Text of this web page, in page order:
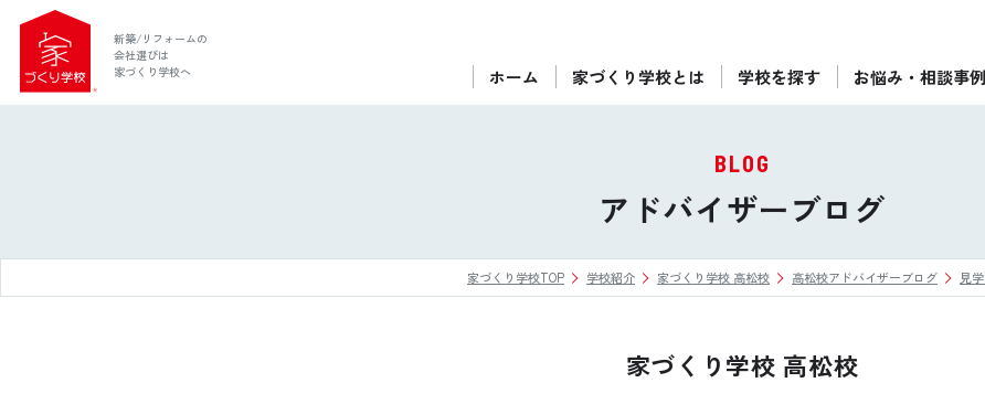
新築/リフォームの
会社選びは
家づくり学校へ
ホーム 家づくり学校とは 学校を探す お悩み・相談事例
ぴったりの住宅会社をご提案
後悔しない家づくりをレクチャー
セミナーをみる
ご利用は無料！全国20校
お近くの学校を探す
BLOG
アドバイザーブログ
家づくり学校TOP 学校紹介 家づくり学校 高松校 高松校アドバイザーブログ 見
家づくり学校 高松校